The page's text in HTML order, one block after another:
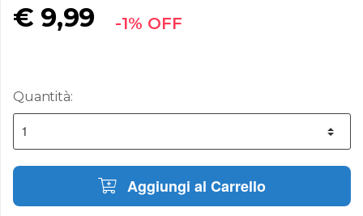
€ 9,99 -1% OFF
Quantità:
Aggiungi al Carrello